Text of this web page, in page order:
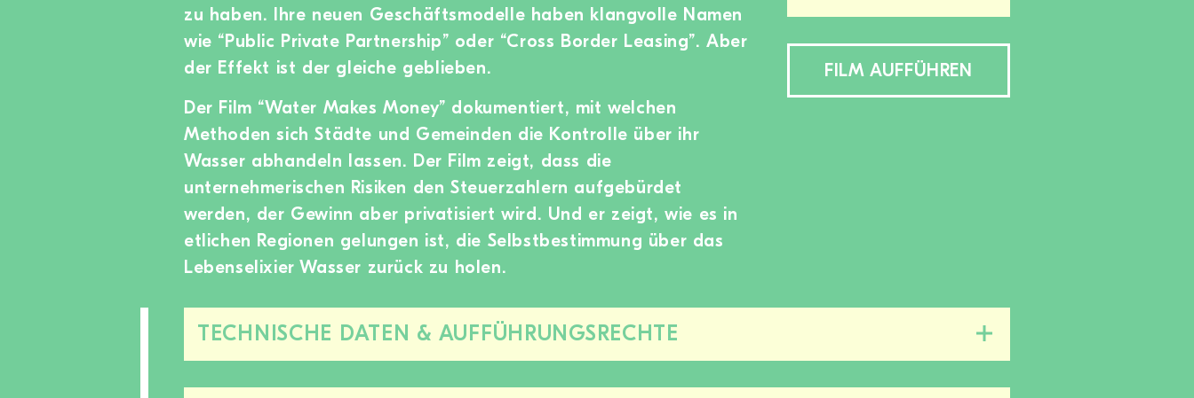
FILM AUFFÜHREN
zu haben. Ihre neuen Geschäftsmodelle haben klangvolle Namen
wie “Public Private Partnership” oder “Cross Border Leasing”. Aber
der Effekt ist der gleiche geblieben.
Der Film “Water Makes Money” dokumentiert, mit welchen
Methoden sich Städte und Gemeinden die Kontrolle über ihr
Wasser abhandeln lassen. Der Film zeigt, dass die
unternehmerischen Risiken den Steuerzahlern aufgebürdet
werden, der Gewinn aber privatisiert wird. Und er zeigt, wie es in
etlichen Regionen gelungen ist, die Selbstbestimmung über das
Lebenselixier Wasser zurück zu holen.
TECHNISCHE DATEN & AUFFÜHRUNGSRECHTE
Diesen
Bereich
zu-/aufklappen